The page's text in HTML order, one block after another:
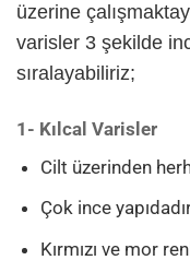
üzerine
varisler 3 şekilde
sıralayabiliriz;
1- Kılcal Varisler
Cilt üzerinden
Çok ince
Kırmızı ve mor